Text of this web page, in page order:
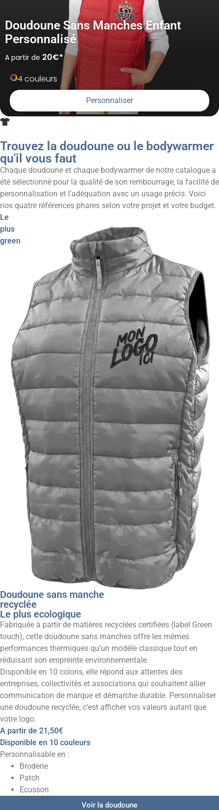
Doudoune Sans Manches Enfant
Personnalisé
A partir de 20€*
4 couleurs
Personnaliser
Trouvez la doudoune ou le bodywarmer
qu'il vous faut
Chaque doudoune et chaque bodywarmer de notre catalogue a
été sélectionné pour la qualité de son rembourrage, la facilité de
personnalisation et l’adéquation avec un usage précis. Voici
nos quatre références phares selon votre projet et votre budget.
Le
plus
green
Doudoune sans manche
recyclée
Le plus ecologique
Fabriquée à partir de matières recyclées certifiées (label Green
touch), cette doudoune sans manches offre les mêmes
performances thermiques qu’un modèle classique tout en
réduisant son empreinte environnementale.
Disponible en 10 coloris, elle répond aux attentes des
entreprises, collectivités et associations qui souhaitent allier
communication de marque et démarche durable. Personnaliser
une doudoune recyclée, c’est afficher vos valeurs autant que
votre logo.
A partir de 21,50€
Disponible en 10 couleurs
Personnalisable en :
Broderie
Patch
Ecusson
Voir la doudoune